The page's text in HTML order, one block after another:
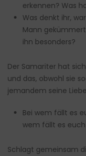
erkennen? Was
Was denkt ihr,
Mann
ihn besonders?
Der Samariter hat
und das, obwohl sie
jemandem seine
Bei wem fällt es
wem fällt es
Schlagt gemeinsam